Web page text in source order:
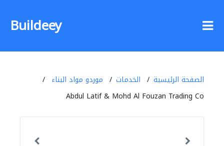
Buildeey
الصفحة الرئيسية الخدمات
موردو مواد البناء
Abdul Latif & Mohd Al Fouzan Trading Co